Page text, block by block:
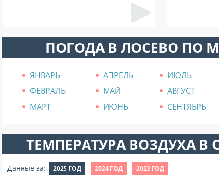
ПОГОДА В ЛОСЕВО ПО
ЯНВАРЬ АПРЕЛЬ
ИЮЛЬ
ФЕВРАЛЬ
МАЙ
АВГУСТ
МАРТ
ИЮНЬ СЕНТЯБРЬ
ТЕМПЕРАТУРА ВОЗДУХА В
Данные за: 2025 ГОД 2024 ГОД 2023 ГОД